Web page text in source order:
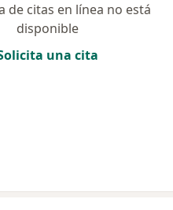
de citas en línea no está
disponible
una cita